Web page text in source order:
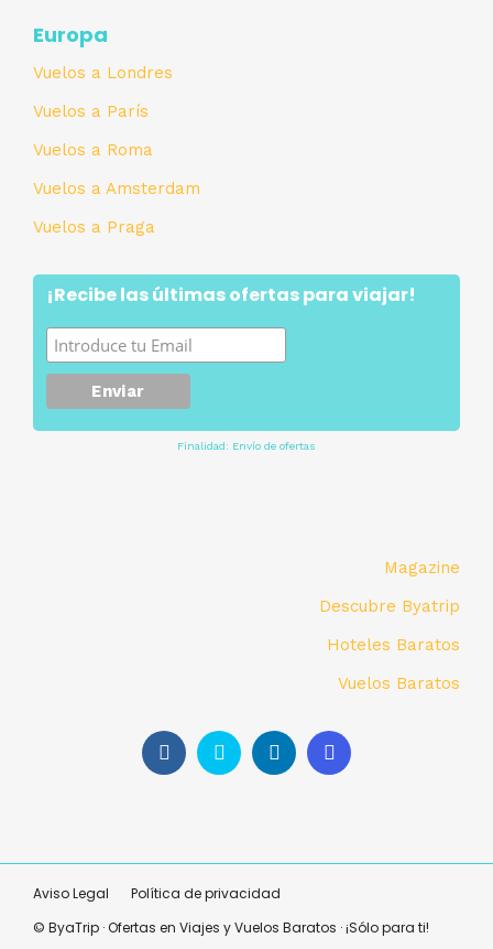
Europa
Vuelos a Londres
Vuelos a París
Vuelos a Roma
Vuelos a Amsterdam
Vuelos a Praga
¡Recibe las últimas ofertas para viajar!
Finalidad: Envío de ofertas
Magazine
Descubre Byatrip
Hoteles Baratos
Vuelos Baratos
Aviso Legal
Política de privacidad
© ByaTrip · Ofertas en Viajes y Vuelos Baratos · ¡Sólo para ti!